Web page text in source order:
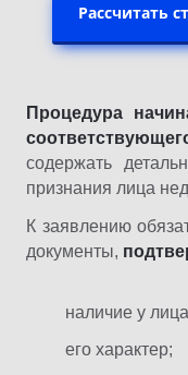
Рассчитать
Процедура
содержать
признания лица
К заявлению
документы,
наличие у
его характер;